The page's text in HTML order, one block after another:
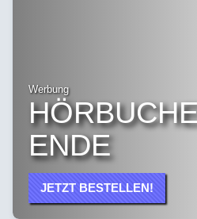
Werbung
ENDE
JETZT BESTELLEN!